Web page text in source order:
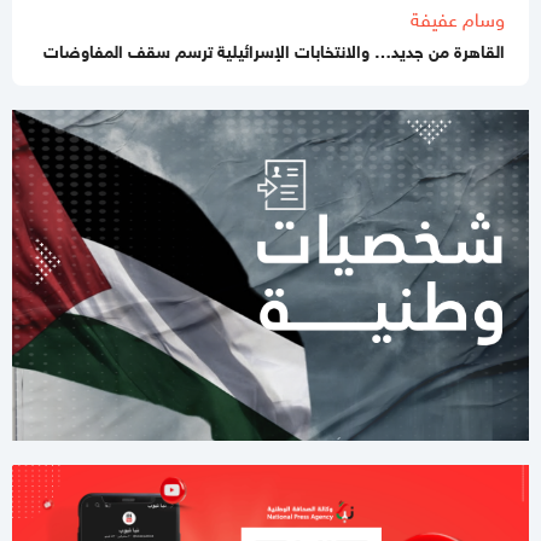
10:59 صباحا
جيش الاحتلال يطلق عملية عسكرية واسعة في مخيم قلنديا
قطر: حماس التزمت بكل شيء في اتفاق غزة ويجب إلزام "إسرائيل"
11:00 مساءاً
مصادر عسكرية: "إسرائيل" تقيّد الاغتيالات في غزة تمهيدًا لوقف
الهجمات 14 يومًا
11:42 صباحا
صحيفة: نيابة رام الله تصدر مذكرة توقيف بحق رجل الأعمال طارق
النتشة
03:37 مساءاً
لليوم الثاني.. الاحتلال يُواصل عدوانه على قلنديا
وسام عفيفة
القاهرة من جديد… والانتخابات الإسرائيلية ترسم سقف المفاوضات